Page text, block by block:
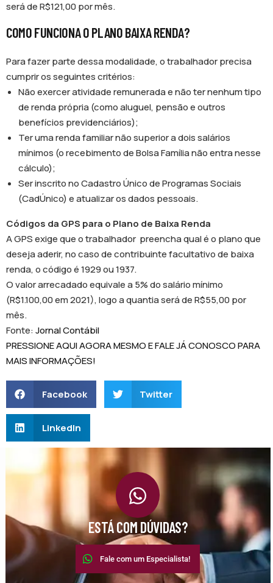
será de R$121,00 por mês.
COMO FUNCIONA O PLANO BAIXA RENDA?
Para fazer parte dessa modalidade, o trabalhador precisa
cumprir os seguintes critérios:
Não exercer atividade remunerada e não ter nenhum tipo
de renda própria (como aluguel, pensão e outros
benefícios previdenciários);
Ter uma renda familiar não superior a dois salários
mínimos (o recebimento de Bolsa Família não entra nesse
cálculo);
Ser inscrito no Cadastro Único de Programas Sociais
(CadÚnico) e atualizar os dados pessoais.
Códigos da GPS para o Plano de Baixa Renda
A GPS exige que o trabalhador preencha qual é o plano que
deseja aderir, no caso de contribuinte facultativo de baixa
renda, o código é 1929 ou 1937.
O valor arrecadado equivale a 5% do salário mínimo
(R$1.100,00 em 2021), logo a quantia será de R$55,00 por
mês.
Fonte:Jornal Contábil
PRESSIONE AQUI AGORA MESMO E FALE JÁ CONOSCO PARA
MAIS INFORMAÇÕES!
Facebook Twitter
LinkedIn
ESTÁ COM DÚVIDAS?
Fale com um Especialista!